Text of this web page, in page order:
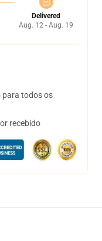
Delivered
Aug. 12 - Aug. 19
para todos os
recebido